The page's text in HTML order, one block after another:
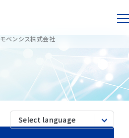
モベンシス株式会社